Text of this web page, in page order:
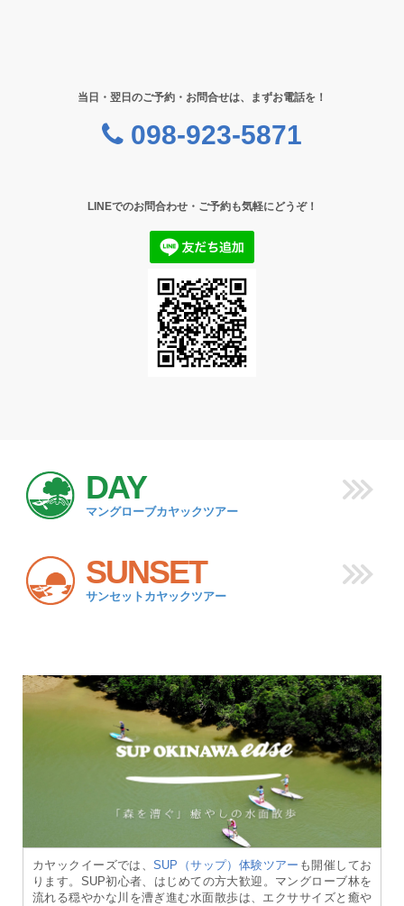
当日・翌日のご予約・お問合せは、まずお電話を！
098-923-5871
LINEでのお問合わせ・ご予約も気軽にどうぞ！
DAY
マングローブカヤックツアー
SUNSET
サンセットカヤックツアー
カヤックイーズでは、SUP（サップ）体験ツアー も開催してお
ります。SUP初心者、はじめての方大歓迎。マングローブ林を
流れる穏やかな川を漕ぎ進む水面散歩は、エクササイズと癒や